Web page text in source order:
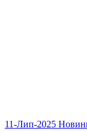
11-Лип-2025